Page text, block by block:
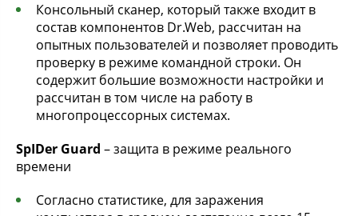
Консольный сканер, который также входит в
состав компонентов Dr.Web, рассчитан на
опытных пользователей и позволяет проводить
проверку в режиме командной строки. Он
содержит большие возможности настройки и
рассчитан в том числе на работу в
многопроцессорных системах.
SpIDer Guard – защита в режиме реального
времени
Согласно статистике, для заражения